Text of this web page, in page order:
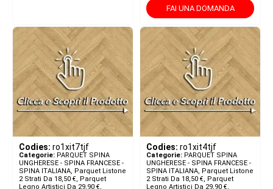
FAI UNA DOMANDA
Codies: ro1xit7tjf
Categorie: PARQUET SPINA
UNGHERESE - SPINA FRANCESE -
SPINA ITALIANA​, Parquet Listone
2 Strati Da 18,50 €, Parquet
Legno Artistici Da 29,90 €,
Codies: ro1xit4tjf
Categorie: PARQUET SPINA
UNGHERESE - SPINA FRANCESE -
SPINA ITALIANA​, Parquet Listone
2 Strati Da 18,50 €, Parquet
Legno Artistici Da 29,90 €,